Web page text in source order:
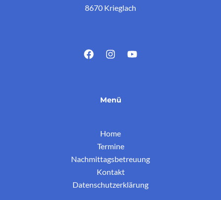
8670 Krieglach
Menü
Home
Termine
Nachmittagsbetreuung
Kontakt
Datenschutzerklärung